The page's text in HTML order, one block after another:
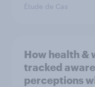
Étude de Cas
How health &
tracked
perceptions